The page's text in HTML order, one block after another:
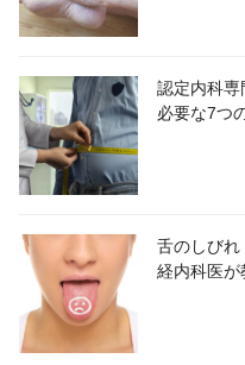
認定内科専
必要な7つ
舌のしびれ
経内科医が